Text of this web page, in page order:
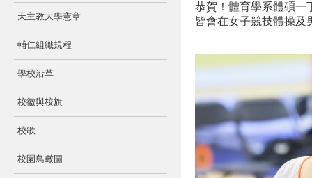
天主教大學憲章
輔仁組織規程
學校沿革
校徽與校旗
校歌
校園鳥瞰圖
恭賀！體育學系體碩一
皆會在女子競技體操及